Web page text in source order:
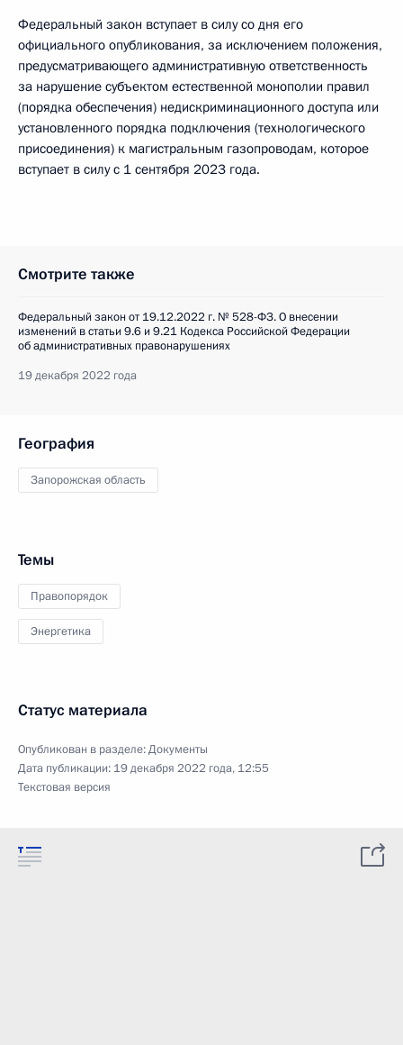
Федеральный закон вступает в силу со дня его
официального опубликования, за исключением положения,
предусматривающего административную ответственность
за нарушение субъектом естественной монополии правил
(порядка обеспечения) недискриминационного доступа или
установленного порядка подключения (технологического
присоединения) к магистральным газопроводам, которое
вступает в силу с 1 сентября 2023 года.
Смотрите также
Федеральный закон от 19.12.2022 г. № 528-ФЗ. О внесении
изменений в статьи 9.6 и 9.21 Кодекса Российской Федерации
об административных правонарушениях
19 декабря 2022 года
География
Запорожская область
Темы
Правопорядок
Энергетика
Статус материала
Опубликован в разделе:Документы
Дата публикации: 19 декабря 2022 года, 12:55
Текстовая версия